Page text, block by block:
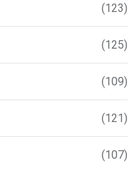
(123)
(125)
(109)
(121)
(107)